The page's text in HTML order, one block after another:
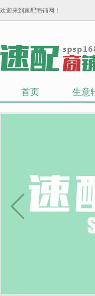
欢迎来到速配商铺网！
首页 生意